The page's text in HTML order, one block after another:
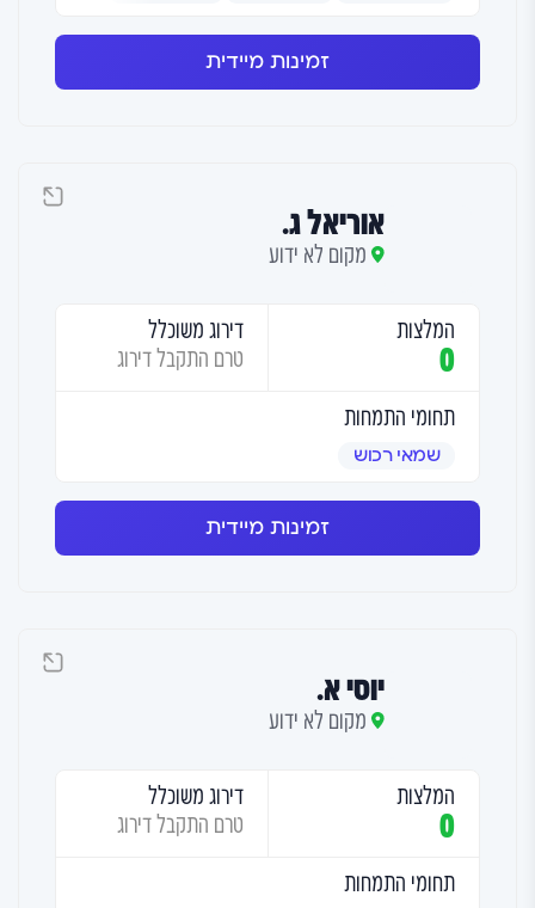
זמינות מיידית
אוריאל ג.
מקום לא ידוע
המלצות
0
דירוג משוכלל
טרם התקבל דירוג
תחומי התמחות
שמאי רכוש
זמינות מיידית
יוסי א.
מקום לא ידוע
המלצות
0
דירוג משוכלל
טרם התקבל דירוג
תחומי התמחות